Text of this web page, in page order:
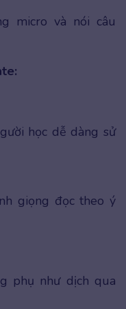
micro và nói câu
học dễ dàng sử
giọng đọc theo ý
phụ như dịch qua